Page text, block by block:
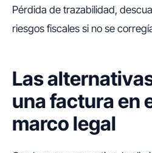
Pérdida de trazabilidad,
riesgos fiscales si no se
Las
una factura en
marco legal